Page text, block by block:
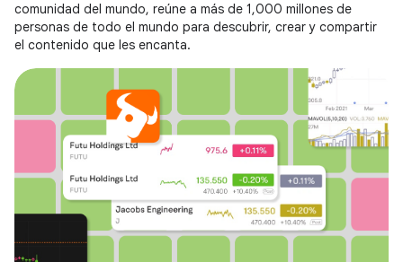
comunidad del mundo, reúne a más de 1,000 millones de
personas de todo el mundo para descubrir, crear y compartir
el contenido que les encanta.